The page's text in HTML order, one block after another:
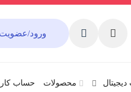
ورود/عضویت
محصولات حساب